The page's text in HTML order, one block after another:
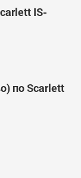
IS-
по Scarlett